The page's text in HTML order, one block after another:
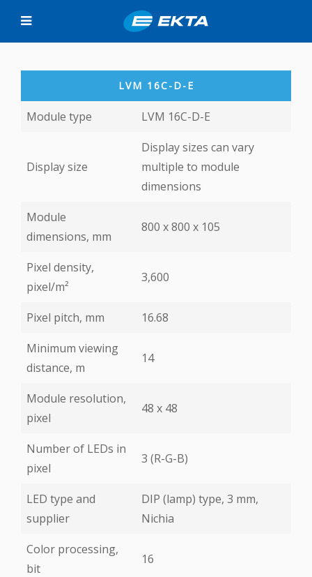
LVM 16C-D-E
Module type LVM 16C-D-E
Display size
Display sizes can vary
multiple to module
dimensions
Module
dimensions, mm
800 х 800 х 105
Pixel density,
pixel/m²
3,600
Pixel pitch, mm
16.68
Minimum viewing
distance, m
14
Module resolution,
pixel
48 х 48
Number of LEDs in
pixel
3 (R-G-B)
LED type and
supplier
DIP (lamp) type, 3 mm,
Nichia
Color processing,
bit
16